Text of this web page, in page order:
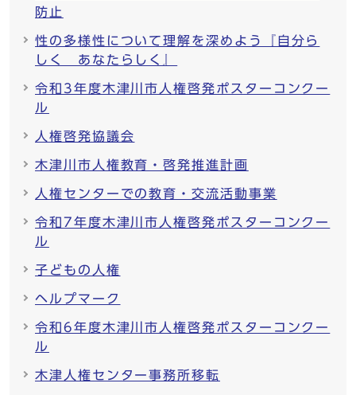
防止
性の多様性について理解を深めよう『自分ら
しく あなたらしく』
令和3年度木津川市人権啓発ポスターコンクー
ル
人権啓発協議会
木津川市人権教育・啓発推進計画
人権センターでの教育・交流活動事業
令和7年度木津川市人権啓発ポスターコンクー
ル
子どもの人権
ヘルプマーク
令和6年度木津川市人権啓発ポスターコンクー
ル
木津人権センター事務所移転